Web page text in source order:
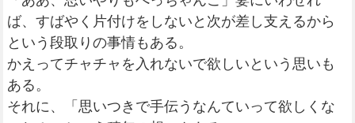
ば、すばやく片付けをしないと次が差し支えるから
という段取りの事情もある。
かえってチャチャを入れないで欲しいという思いも
ある。
それに、「思いつきで手伝うなんていって欲しくな